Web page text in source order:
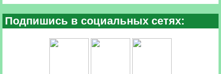
Подпишись в социальных сетях: